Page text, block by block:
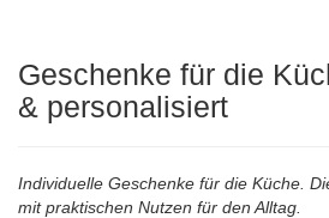
Geschenke für die
& personalisiert
Individuelle Geschenke für die Küche.
mit praktischen Nutzen für den Alltag.